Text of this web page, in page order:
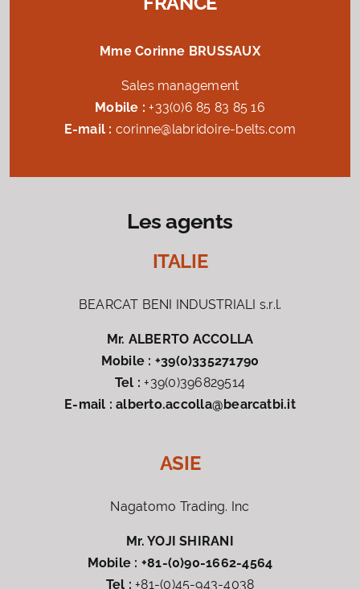
Mme Corinne BRUSSAUX
Sales management
Mobile : +33(0)6 85 83 85 16
E-mail : corinne@labridoire-belts.com
Les agents
ITALIE
BEARCAT BENI INDUSTRIALI s.r.l.
Mr. ALBERTO ACCOLLA
Mobile : +39(0)335271790
Tel :+39(0)396829514
E-mail : alberto.accolla@bearcatbi.it
ASIE
Nagatomo Trading. Inc
Mr. YOJI SHIRANI
Mobile : +81-(0)90-1662-4564
Tel :+81-(0)45-943-4038